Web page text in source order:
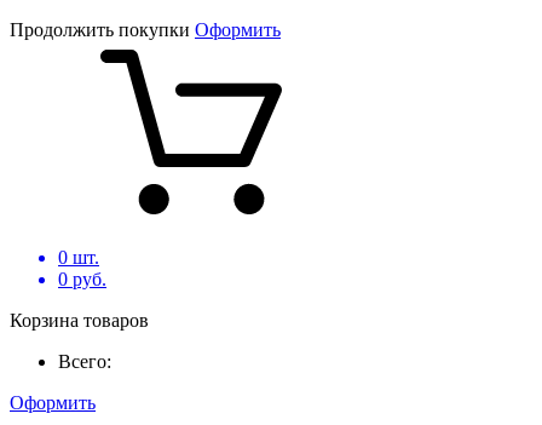
Продолжить покупки Оформить
0 шт.
0 руб.
Корзина товаров
Всего:
Оформить